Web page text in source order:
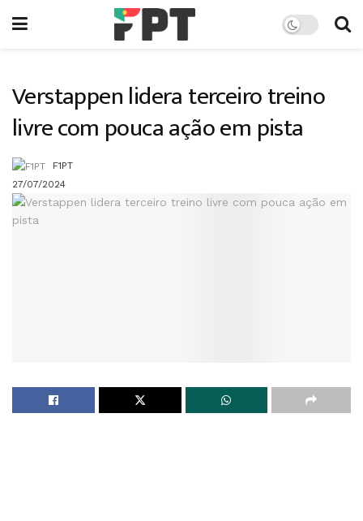
Verstappen lidera terceiro treino
livre com pouca ação em pista
F1PT
27/07/2024